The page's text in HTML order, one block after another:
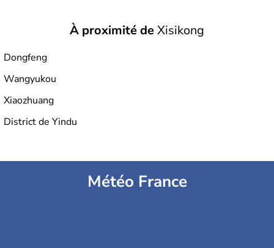
À proximité deXisikong
Dongfeng
Wangyukou
Xiaozhuang
District de Yindu
Météo France